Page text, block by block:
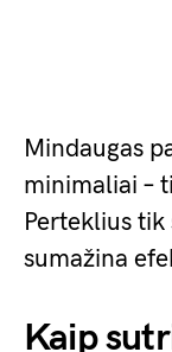
Mindaugas
minimaliai –
Perteklius
sumažina
Kaip